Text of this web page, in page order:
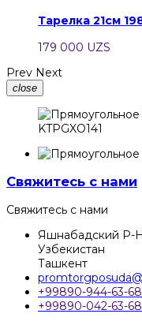
Тарелка 21см
179 000 UZS
Prev Next
close
Свяжитесь с нами
Свяжитесь с нами
Яшнабадский Р-
Узбекистан
Ташкент
+99890-944-63-68
+99890-042-63-68